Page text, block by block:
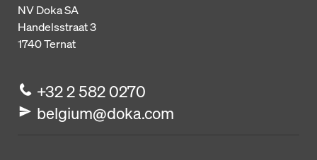
NV Doka SA
Handelsstraat 3
1740Ternat
+32 2 582 0270
belgium@doka.com